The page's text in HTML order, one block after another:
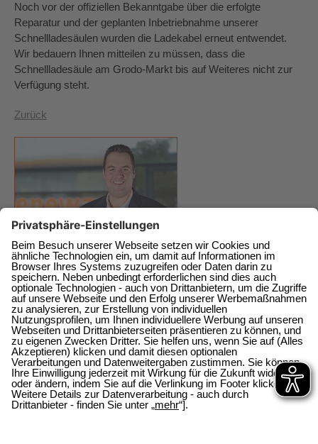
Noch vor der offiziellen Bekanntgabe über die erfolgte
Reparatur und der geplanten Inbetriebnahme unserer
Schnellladesäulen wurden die Ladekabel erneut entwendet.
Wir bedauern Ihnen mitteilen zu müssen, dass die
Schnellladesäule am Grodo-Markt bis auf Weiteres nicht zur
Verfügung steht.
Zurück
enewa GmbH
Energie + Wasser Wachtberg
Am Wachtbergring 2a
direkt am EKZ
53343 Wachtberg-Berkum
0228 / 377368 0
0228 / 377368 10